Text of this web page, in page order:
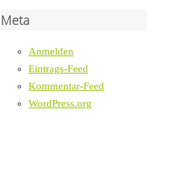
Meta
Anmelden
Eintrags-Feed
Kommentar-Feed
WordPress.org